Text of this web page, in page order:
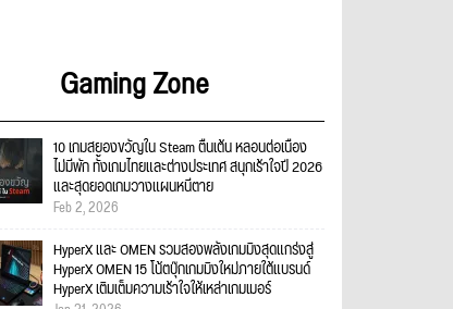
Gaming Zone
10 เกมสยองขวัญใน Steam ตื่นเต้น หลอนต่อเนื่อง
ไม่มีพัก ทั้งเกมไทยและต่างประเทศ สนุกเร้าใจปี 2026
และสุดยอดเกมวางแผนหนีตาย
Feb 2, 2026
HyperX และ OMEN รวมสองพลังเกมมิงสุดแกร่งสู่
HyperX OMEN 15 โน้ตบุ๊กเกมมิงใหม่ภายใต้แบรนด์
HyperX เติมเต็มความเร้าใจให้เหล่าเกมเมอร์